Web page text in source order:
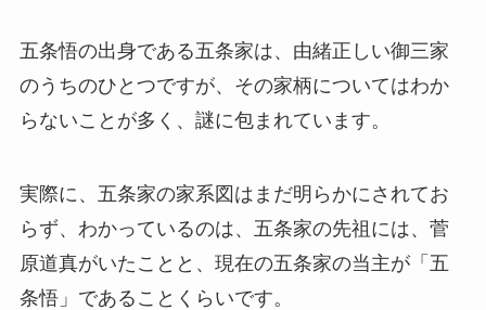
五条悟の出身である五条家は、由緒正しい御三家
のうちのひとつですが、その家柄についてはわか
らないことが多く、謎に包まれています。
実際に、五条家の家系図はまだ明らかにされてお
らず、わかっているのは、五条家の先祖には、菅
原道真がいたことと、現在の五条家の当主が「五
条悟」であることくらいです。